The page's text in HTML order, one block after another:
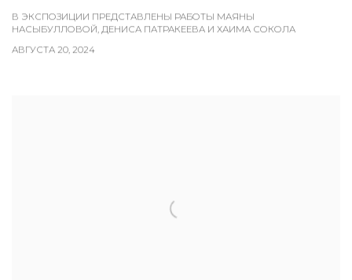
В ЭКСПОЗИЦИИ ПРЕДСТАВЛЕНЫ РАБОТЫ МАЯНЫ
НАСЫБУЛЛОВОЙ, ДЕНИСА ПАТРАКЕЕВА И ХАИМА СОКОЛА
АВГУСТА 20, 2024